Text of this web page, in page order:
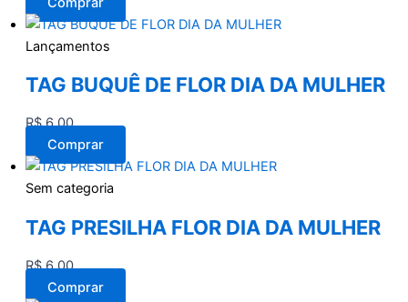
Lançamentos
TAG BUQUÊ DE FLOR DIA DA MULHER
R$6,00
Comprar
Sem categoria
TAG PRESILHA FLOR DIA DA MULHER
R$6,00
Comprar